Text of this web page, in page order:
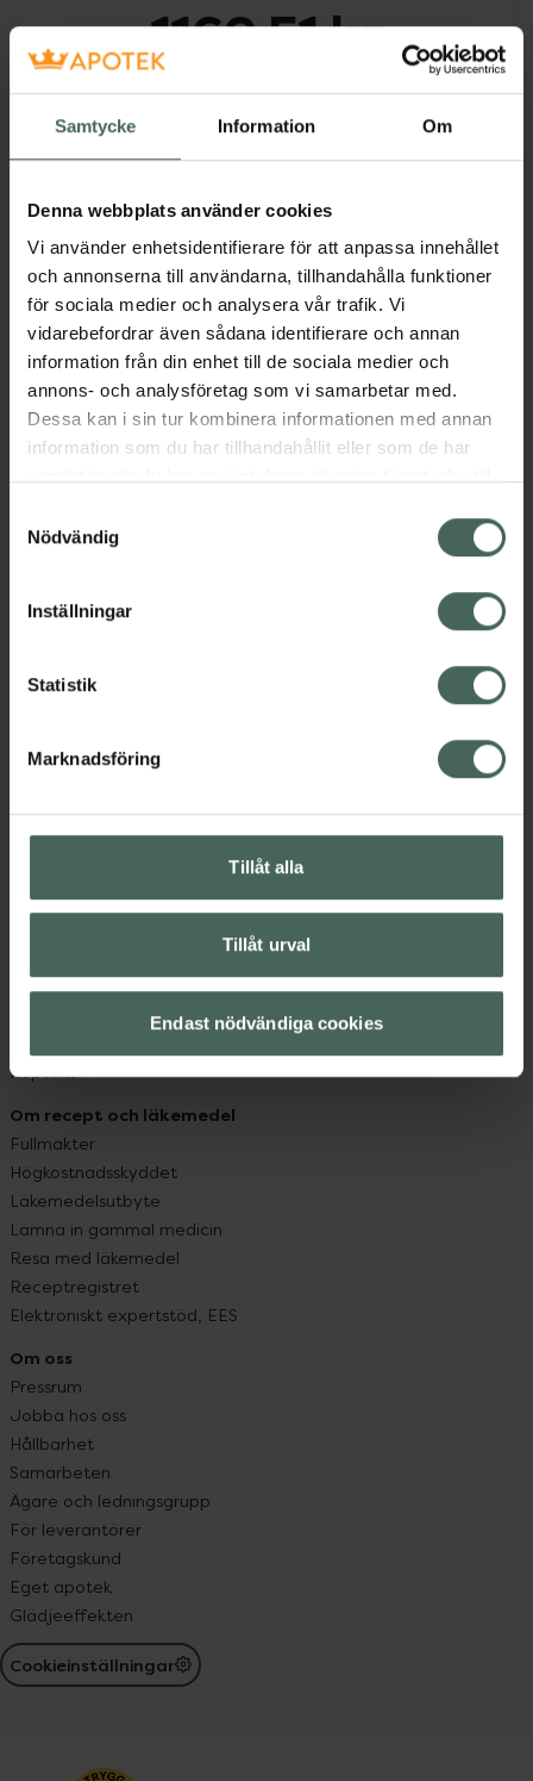
Samtycke Information Om
Denna webbplats använder cookies
Vi använder enhetsidentifierare för att anpassa innehållet
och annonserna till användarna, tillhandahålla funktioner
för sociala medier och analysera vår trafik. Vi
vidarebefordrar även sådana identifierare och annan
information från din enhet till de sociala medier och
annons- och analysföretag som vi samarbetar med.
Dessa kan i sin tur kombinera informationen med annan
information som du har tillhandahållit eller som de har
återkalla ditt samtycke via webbplatsens
cookieinställningar. Ett återkallat samtycke påverkar inte
lagligheten av behandling som skett innan återkallelsen.
Nödvändig
Inställningar
Statistik
Marknadsföring
Tillåt alla
Tillåt urval
Endast nödvändiga cookies
1169,51 kr
Aktuella erbjudanden
Beskrivning
Läs alltid bipacksedeln innan
användning.
Kronans Apotek finns här för dig. Du hittar oss från Skåne i
syd till Lappland i norr, och online i mobilen och på
datorn. Oavsett vem du är så är det vårt uppdrag att
med oss.
Kundservice
Kontakta oss
Hitta apotek
Leverans, betalning och retur
Sajtens tillgänglighet
Köpvillkor
Om recept och läkemedel
Fullmakter
Högkostnadsskyddet
Läkemedelsutbyte
Lämna in gammal medicin
Resa med läkemedel
Receptregistret
Elektroniskt expertstöd, EES
Om oss
Pressrum
Jobba hos oss
Hållbarhet
Samarbeten
Ägare och ledningsgrupp
För leverantörer
Företagskund
Eget apotek
Glädjeeffekten
Cookieinställningar